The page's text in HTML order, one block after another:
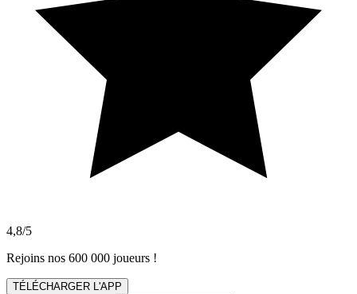
4,8/5
Rejoins nos 600 000 joueurs !
TÉLÉCHARGER L'APP